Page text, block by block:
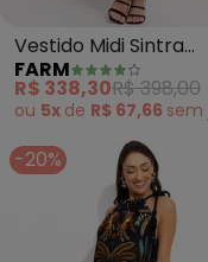
Vestido Midi Sintra
(Preto)
FARM
R$ 338,30R$ 398,00
ou 5x de R$ 67,66 sem
-20%